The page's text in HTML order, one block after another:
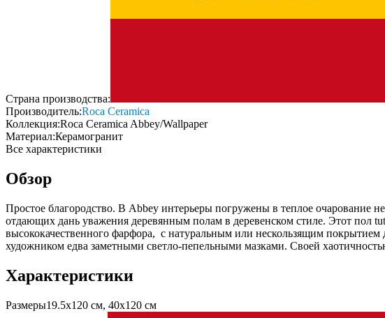
Страна производства:
Производитель:Roca Ceramica
Коллекция:Roca Ceramica Abbey/Wallpaper
Материал:Керамогранит
Все характеристики
Обзор
Простое благородство. В Abbey интерьеры погружены в теплое очарование
отдающих дань уважения деревянным полам в деревенском стиле. Этот пол
высококачественного фарфора, с натуральным или нескользящим
художником едва заметными светло-пепельными мазками. Своей
Характеристики
Размеры19.5х120 см, 40х120 см